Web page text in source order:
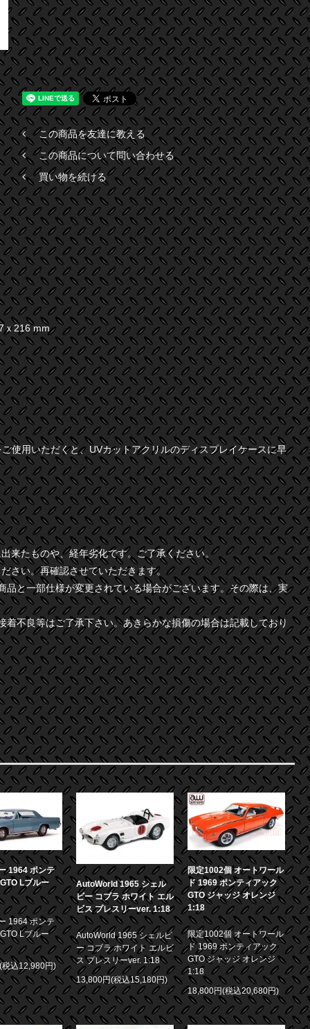
この商品を友達に教える
この商品について問い合わせる
買い物を続ける
ｘ216 mm
使用いただくと、UVカットアクリルのディスプレイケースに早
来たものや、経年劣化です。ご了承ください。
さい。再確認させていただきます。
と一部仕様が変更されている場合がございます。その際は、実
不良等はご了承下さい。あきらかな損傷の場合は記載しており
1964 ポンテ
Lブルー
1964 ポンテ
Lブルー
込12,980円)
AutoWorld 1965 シェル
ビー コブラ ホワイト エル
ビス プレスリーver. 1:18
AutoWorld 1965 シェルビ
ー コブラ ホワイト エルビ
ス プレスリーver. 1:18
13,800円(税込15,180円)
限定1002個 オートワール
ド 1969 ポンティアック
GTO ジャッジ オレンジ
1:18
限定1002個 オートワール
ド 1969 ポンティアック
GTO ジャッジ オレンジ
1:18
18,800円(税込20,680円)